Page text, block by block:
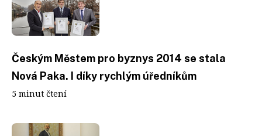
Českým Městem pro byznys 2014 se stala
Nová Paka. I díky rychlým úředníkům
5 minut čtení